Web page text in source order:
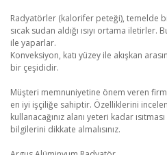
Radyatörler (kalorifer peteği), temelde
sıcak sudan aldığı ısıyı ortama iletirler.
ile yaparlar.
Konveksiyon, katı yüzey ile akışkan
bir çeşididir.
Müşteri memnuniyetine önem veren
en iyi işçiliğe sahiptir. Özelliklerini
kullanacağınız alanı yeteri kadar
bilgilerini dikkate almalısınız.